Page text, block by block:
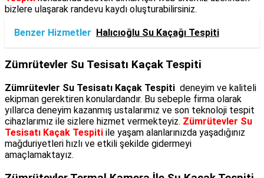
bizlere ulaşarak randevu kaydı oluşturabilirsiniz.
Benzer Hizmetler Halıcıoğlu Su Kaçağı Tespiti
Zümrütevler Su Tesisatı Kaçak Tespiti
Zümrütevler Su Tesisatı Kaçak Tespiti deneyim ve kaliteli
ekipman gerektiren konulardandır. Bu sebeple firma olarak
yıllarca deneyim kazanmış ustalarımız ve son teknoloji tespit
cihazlarımız ile sizlere hizmet vermekteyiz. Zümrütevler Su
Tesisatı Kaçak Tespiti ile yaşam alanlarınızda yaşadığınız
mağduriyetleri hızlı ve etkili şekilde gidermeyi
amaçlamaktayız.